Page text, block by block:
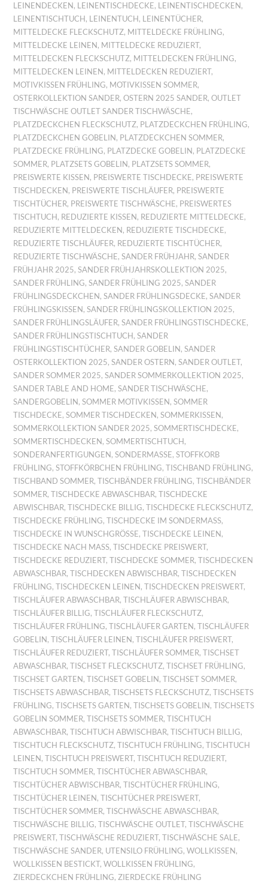
LEINENDECKEN , LEINENTISCHDECKE, LEINENTISCHDECKEN ,
LEINENTISCHTUCH , LEINENTUCH , LEINENTÜCHER,
MITTELDECKE FLECKSCHUTZ, MITTELDECKE FRÜHLING,
MITTELDECKE LEINEN , MITTELDECKE REDUZIERT,
MITTELDECKEN FLECKSCHUTZ, MITTELDECKEN FRÜHLING,
MITTELDECKEN LEINEN , MITTELDECKEN REDUZIERT,
MOTIVKISSEN FRÜHLING, MOTIVKISSEN SOMMER,
OSTERKOLLEKTION SANDER,OSTERN 2025 SANDER,OUTLET
TISCHWÄSCHE OUTLET SANDER TISCHWÄSCHE,
PLATZDECKCHEN FLECKSCHUTZ, PLATZDECKCHEN FRÜHLING,
PLATZDECKCHEN GOBELIN , PLATZDECKCHEN SOMMER,
PLATZDECKE FRÜHLING, PLATZDECKE GOBELIN , PLATZDECKE
SOMMER, PLATZSETS GOBELIN , PLATZSETS SOMMER,
PREISWERTE KISSEN , PREISWERTE TISCHDECKE, PREISWERTE
TISCHDECKEN , PREISWERTE TISCHLÄUFER, PREISWERTE
TISCHTÜCHER, PREISWERTE TISCHWÄSCHE, PREISWERTES
TISCHTUCH , REDUZIERTE KISSEN , REDUZIERTE MITTELDECKE,
REDUZIERTE MITTELDECKEN , REDUZIERTE TISCHDECKE,
REDUZIERTE TISCHLÄUFER, REDUZIERTE TISCHTÜCHER,
REDUZIERTE TISCHWÄSCHE,SANDER FRÜHJAHR,SANDER
FRÜHJAHR 2025,SANDER FRÜHJAHRSKOLLEKTION 2025,
SANDER FRÜHLING,SANDER FRÜHLING 2025,SANDER
FRÜHLINGSDECKCHEN ,SANDER FRÜHLINGSDECKE,SANDER
FRÜHLINGSKISSEN ,SANDER FRÜHLINGSKOLLEKTION 2025,
SANDER FRÜHLINGSLÄUFER,SANDER FRÜHLINGSTISCHDECKE,
SANDER FRÜHLINGSTISCHTUCH ,SANDER
FRÜHLINGSTISCHTÜCHER,SANDER GOBELIN ,SANDER
OSTERKOLLEKTION 2025,SANDER OSTERN ,SANDER OUTLET,
SANDER SOMMER 2025,SANDER SOMMERKOLLEKTION 2025,
SANDER TABLE AND HOME,SANDER TISCHWÄSCHE,
SANDERGOBELIN ,SOMMER MOTIVKISSEN ,SOMMER
TISCHDECKE,SOMMER TISCHDECKEN ,SOMMERKISSEN ,
SOMMERKOLLEKTION SANDER 2025,SOMMERTISCHDECKE,
SOMMERTISCHDECKEN ,SOMMERTISCHTUCH ,
SONDERANFERTIGUNGEN ,SONDERMASSE ,STOFFKORB
FRÜHLING,STOFFKÖRBCHEN FRÜHLING,TISCHBAND FRÜHLING,
TISCHBAND SOMMER,TISCHBÄNDER FRÜHLING,TISCHBÄNDER
SOMMER,TISCHDECKE ABWASCHBAR,TISCHDECKE
ABWISCHBAR,TISCHDECKE BILLIG,TISCHDECKE FLECKSCHUTZ,
TISCHDECKE FRÜHLING,TISCHDECKE IM SONDERMASS ,
TISCHDECKE IN WUNSCHGRÖSSE ,TISCHDECKE LEINEN ,
TISCHDECKE NACH MASS ,TISCHDECKE PREISWERT,
TISCHDECKE REDUZIERT,TISCHDECKE SOMMER,TISCHDECKEN
ABWASCHBAR,TISCHDECKEN ABWISCHBAR,TISCHDECKEN
FRÜHLING,TISCHDECKEN LEINEN ,TISCHDECKEN PREISWERT,
TISCHLÄUFER ABWASCHBAR,TISCHLÄUFER ABWISCHBAR,
TISCHLÄUFER BILLIG,TISCHLÄUFER FLECKSCHUTZ,
TISCHLÄUFER FRÜHLING,TISCHLÄUFER GARTEN ,TISCHLÄUFER
GOBELIN ,TISCHLÄUFER LEINEN ,TISCHLÄUFER PREISWERT,
TISCHLÄUFER REDUZIERT,TISCHLÄUFER SOMMER,TISCHSET
ABWASCHBAR,TISCHSET FLECKSCHUTZ,TISCHSET FRÜHLING,
TISCHSET GARTEN ,TISCHSET GOBELIN ,TISCHSET SOMMER,
TISCHSETS ABWASCHBAR,TISCHSETS FLECKSCHUTZ,TISCHSETS
FRÜHLING,TISCHSETS GARTEN ,TISCHSETS GOBELIN ,TISCHSETS
GOBELIN SOMMER,TISCHSETS SOMMER,TISCHTUCH
ABWASCHBAR,TISCHTUCH ABWISCHBAR,TISCHTUCH BILLIG,
TISCHTUCH FLECKSCHUTZ,TISCHTUCH FRÜHLING,TISCHTUCH
LEINEN ,TISCHTUCH PREISWERT,TISCHTUCH REDUZIERT,
TISCHTUCH SOMMER,TISCHTÜCHER ABWASCHBAR,
TISCHTÜCHER ABWISCHBAR,TISCHTÜCHER FRÜHLING,
TISCHTÜCHER LEINEN ,TISCHTÜCHER PREISWERT,
TISCHTÜCHER SOMMER,TISCHWÄSCHE ABWASCHBAR,
TISCHWÄSCHE BILLIG,TISCHWÄSCHE OUTLET,TISCHWÄSCHE
PREISWERT,TISCHWÄSCHE REDUZIERT,TISCHWÄSCHE SALE,
TISCHWÄSCHE SANDER, UTENSILO FRÜHLING,WOLLKISSEN ,
WOLLKISSEN BESTICKT,WOLLKISSEN FRÜHLING,
ZIERDECKCHEN FRÜHLING, ZIERDECKE FRÜHLING